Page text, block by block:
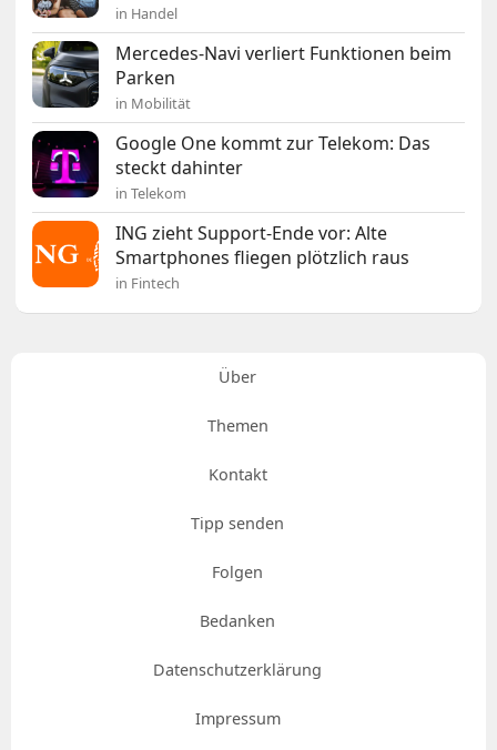
in Handel
Mercedes-Navi verliert Funktionen beim
Parken
in Mobilität
Google One kommt zur Telekom: Das
steckt dahinter
in Telekom
ING zieht Support-Ende vor: Alte
Smartphones fliegen plötzlich raus
in Fintech
Über
Themen
Kontakt
Tipp senden
Folgen
Bedanken
Datenschutzerklärung
Impressum